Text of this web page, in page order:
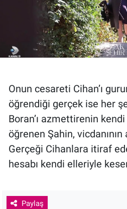
Onun cesareti Cihan’ı
öğrendiği gerçek ise her
Boran’ı azmettirenin
öğrenen Şahin, vicdanının
Gerçeği Cihanlara itiraf
hesabı kendi elleriyle
Paylaş